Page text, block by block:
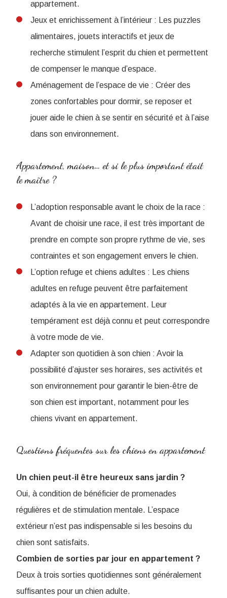
appartement.
Jeux et enrichissement à l’intérieur : Les puzzles
alimentaires, jouets interactifs et jeux de
recherche stimulent l’esprit du chien et permettent
de compenser le manque d’espace.
Aménagement de l’espace de vie : Créer des
zones confortables pour dormir, se reposer et
jouer aide le chien à se sentir en sécurité et à l’aise
dans son environnement.
Appartement, maison… et si le plus important était
le maître ?
L’adoption responsable avant le choix de la race :
Avant de choisir une race, il est très important de
prendre en compte son propre rythme de vie, ses
contraintes et son engagement envers le chien.
L’option refuge et chiens adultes : Les chiens
adultes en refuge peuvent être parfaitement
adaptés à la vie en appartement. Leur
tempérament est déjà connu et peut correspondre
à votre mode de vie.
Adapter son quotidien à son chien : Avoir la
possibilité d’ajuster ses horaires, ses activités et
son environnement pour garantir le bien-être de
son chien est important, notamment pour les
chiens vivant en appartement.
Questions fréquentes sur les chiens en appartement
Un chien peut-il être heureux sans jardin ?
Oui, à condition de bénéficier de promenades
régulières et de stimulation mentale. L’espace
extérieur n’est pas indispensable si les besoins du
chien sont satisfaits.
Combien de sorties par jour en appartement ?
Deux à trois sorties quotidiennes sont généralement
suffisantes pour un chien adulte.